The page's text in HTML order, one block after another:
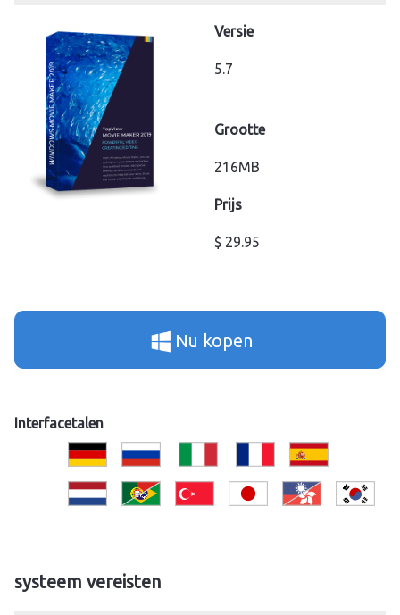
Versie
5.7
Grootte
216MB
Prijs
$ 29.95
Nu kopen
Interfacetalen
systeem vereisten